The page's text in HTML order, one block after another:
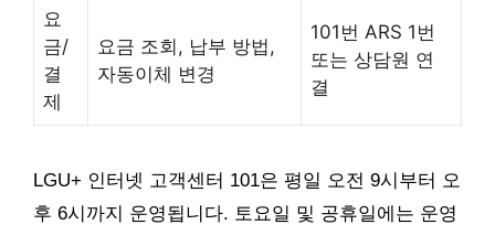
요
금/
결
제
요금 조회, 납부 방법,
자동이체 변경
101번 ARS 1번
또는 상담원 연
결
LGU+ 인터넷 고객센터 101은 평일 오전 9시부터 오
후 6시까지 운영됩니다. 토요일 및 공휴일에는 운영